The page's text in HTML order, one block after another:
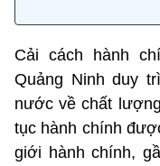
Cải cách hành
Quảng Ninh duy
nước về chất
tục hành chính
giới hành chính,